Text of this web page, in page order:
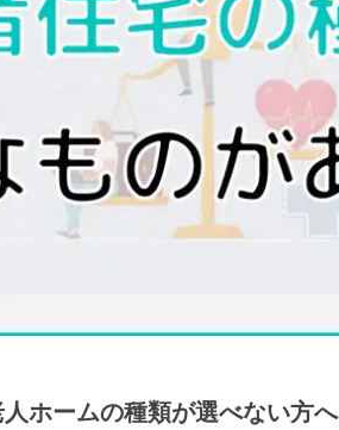
ホームの種類が選べない方へ